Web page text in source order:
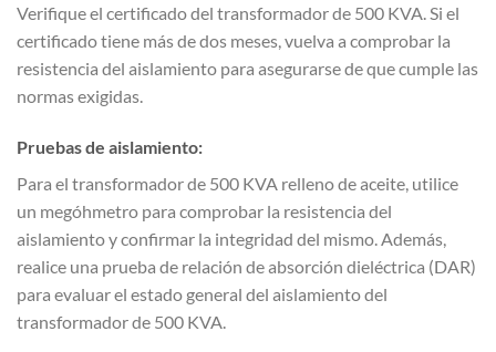
Verifique el certificado del transformador de 500 KVA. Si el
certificado tiene más de dos meses, vuelva a comprobar la
resistencia del aislamiento para asegurarse de que cumple las
normas exigidas.
Pruebas de aislamiento:
Para el transformador de 500 KVA relleno de aceite, utilice
un megóhmetro para comprobar la resistencia del
aislamiento y confirmar la integridad del mismo. Además,
realice una prueba de relación de absorción dieléctrica (DAR)
para evaluar el estado general del aislamiento del
transformador de 500 KVA.